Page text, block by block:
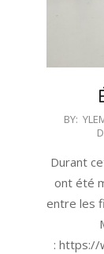
2024-
03
BY:
Durant
ont été
entre les
: https://